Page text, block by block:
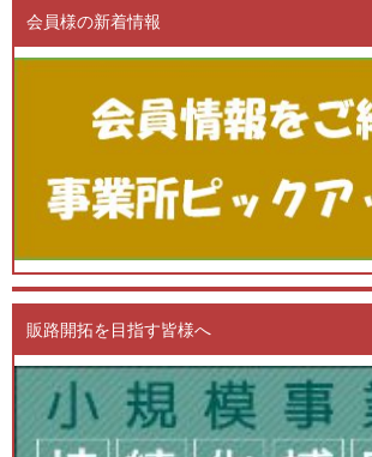
会員様の新着情報
販路開拓を目指す皆様へ